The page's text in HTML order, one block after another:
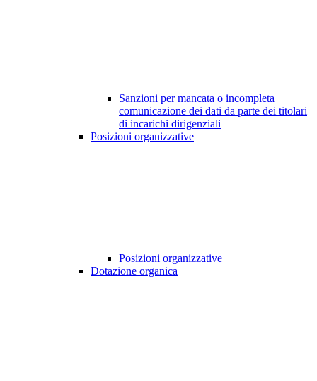
Sanzioni per mancata o incompleta
comunicazione dei dati da parte dei titolari
di incarichi dirigenziali
Posizioni organizzative
Posizioni organizzative
Dotazione organica